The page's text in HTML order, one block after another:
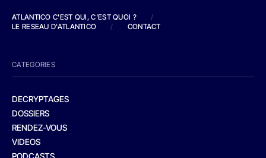
ATLANTICO C'EST QUI, C'EST QUOI ?
/
LE RESEAU D'ATLANTICO
/ CONTACT
CATEGORIES
DECRYPTAGES
DOSSIERS
RENDEZ-VOUS
VIDEOS
PODCASTS